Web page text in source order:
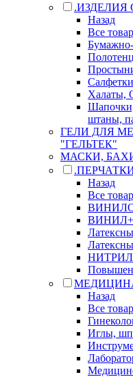
.ИЗДЕЛИЯ
Назад
Все
Салфетки
Халаты,
штаны,
ГЕЛИ ДЛЯ
"ГЕЛЬТЕК"
МАСКИ,
Назад
Все
Назад
Все
Иглы,